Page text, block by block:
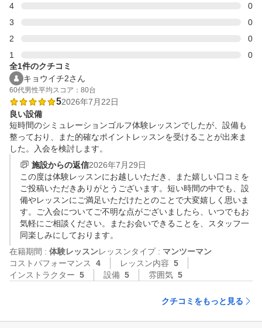
4
0
3
0
2
0
1
0
全1件のクチコミ
キョウイチ2さん
60代男性平均スコア：80台
52026年7月22日
良い設備
短時間のシミュレーションゴルフ体験レッスンでしたが、設備も
整っており、また的確なポイントレッスンを受けることが出来ま
した。入会を検討します。
施設からの返信2026年7月29日
この度は体験レッスンにお越しいただき、また嬉しい口コミを
ご投稿いただきありがとうございます。短い時間の中でも、設
備やレッスンにご満足いただけたとのことで大変嬉しく思いま
す。ご入会についてご不明な点がございましたら、いつでもお
気軽にご相談ください。またお会いできることを、スタッフ一
同楽しみにしております。
在籍期間 : 体験レッスンレッスンタイプ : マンツーマン
コストパフォーマンス
4 レッスン内容 5
インストラクター 5 設備 5 雰囲気 5
クチコミをもっと見る